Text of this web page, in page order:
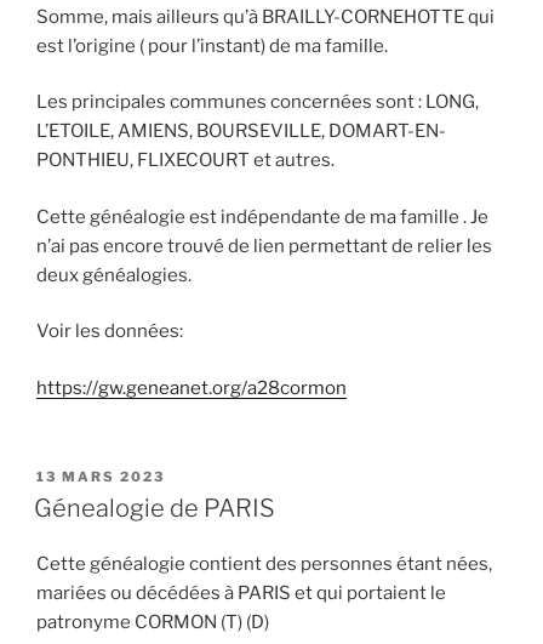
Somme, mais ailleurs qu’à BRAILLY-CORNEHOTTE qui
est l’origine ( pour l’instant) de ma famille.
Les principales communes concernées sont : LONG,
L’ETOILE, AMIENS, BOURSEVILLE, DOMART-EN-
PONTHIEU, FLIXECOURT et autres.
Cette généalogie est indépendante de ma famille . Je
n’ai pas encore trouvé de lien permettant de relier les
deux généalogies.
Voir les données:
https://gw.geneanet.org/a28cormon
PUBLIÉ
LE
13 MARS 2023
Génealogie de PARIS
Cette généalogie contient des personnes étant nées,
mariées ou décédées à PARIS et qui portaient le
patronyme CORMON (T) (D)